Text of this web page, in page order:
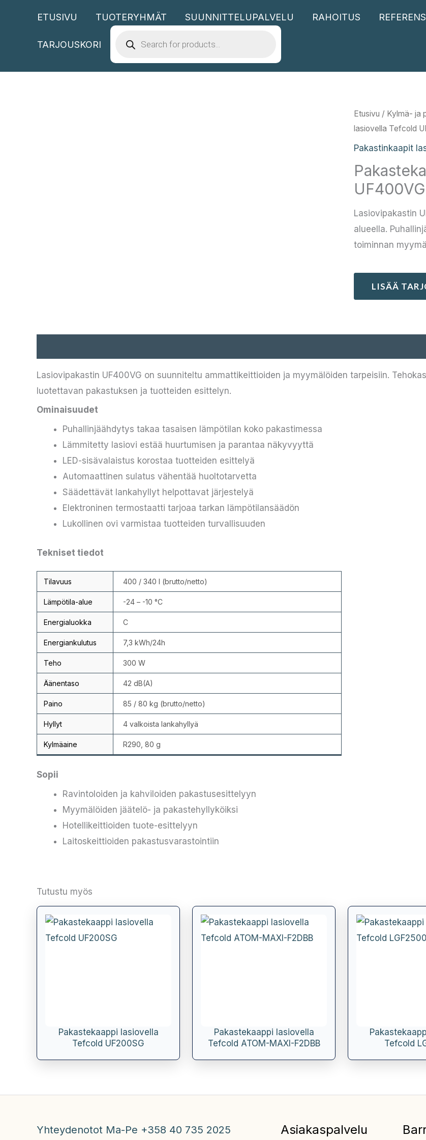
ETUSIVU TUOTERYHMÄT SUUNNITTELUPALVELU RAHOITUS
TARJOUSKORI
SEARCH
Etusivu / Kylmä- ja
lasiovella Tefcold
Pakastinkaapit
UF400VG
Lasiovipakastin
alueella.
toiminnan
LISÄÄ
Lasiovipakastin UF400VG on suunniteltu ammattikeittioiden ja myymälöiden tarpeisiin.
luotettavan pakastuksen ja tuotteiden esittelyn.
Ominaisuudet
Puhallinjäähdytys takaa tasaisen lämpötilan koko pakastimessa
Lämmitetty lasiovi estää huurtumisen ja parantaa näkyvyyttä
LED-sisävalaistus korostaa tuotteiden esittelyä
Automaattinen sulatus vähentää huoltotarvetta
Säädettävät lankahyllyt helpottavat järjestelyä
Elektroninen termostaatti tarjoaa tarkan lämpötilansäädön
Lukollinen ovi varmistaa tuotteiden turvallisuuden
Tekniset tiedot
Tilavuus 400 / 340 l (brutto/netto)
Lämpötila-alue -24 – -10 °C
Energialuokka C
Energiankulutus 7,3 kWh/24h
Teho 300 W
Äänentaso 42 dB(A)
Paino 85 / 80 kg (brutto/netto)
Hyllyt 4 valkoista lankahyllyä
Kylmäaine R290, 80 g
Sopii
Ravintoloiden ja kahviloiden pakastusesittelyyn
Myymälöiden jäätelö- ja pakastehyllyköiksi
Hotellikeittioiden tuote-esittelyyn
Laitoskeittioiden pakastusvarastointiin
Tutustu myös
Pakastekaappi lasiovella
Tefcold UF200SG
Pakastekaappi lasiovella
Tefcold ATOM-MAXI-F2DBB
Tefcold
Yhteydenotot Ma-Pe +358 40 735 2025 Asiakaspalvelu